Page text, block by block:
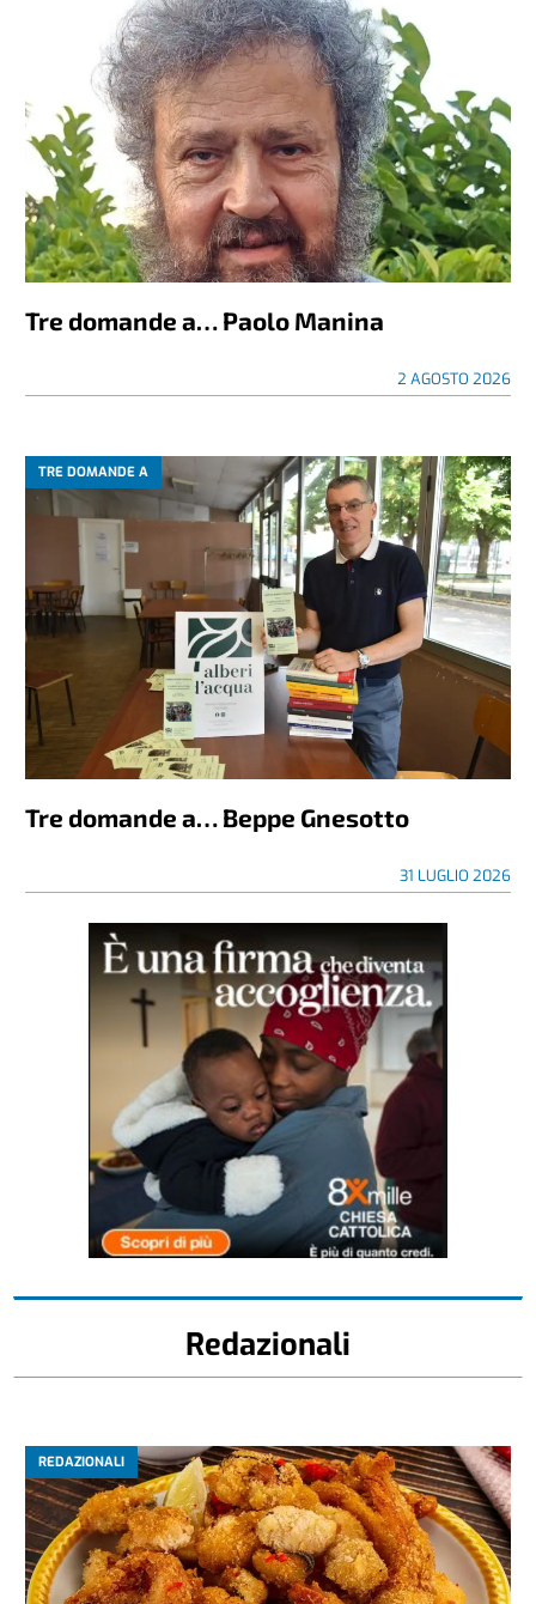
Tre domande a… Paolo Manina
2 AGOSTO 2026
TRE DOMANDE A
Tre domande a… Beppe Gnesotto
31 LUGLIO 2026
Redazionali
REDAZIONALI